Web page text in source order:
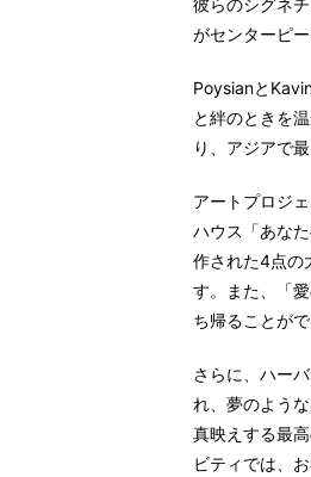
彼らのシグネ
がセンターピー
Poysianと
と絆のときを
り、アジアで
アートプロジ
ハウス「あな
作された4点の
す。また、「
ち帰ることがで
さらに、ハー
れ、夢のよう
真映えする最
ビティでは、